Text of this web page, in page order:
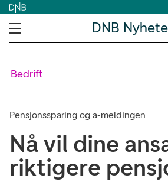
DNB
Bedrift
Pensjonssparing og a-meldingen
Nå vil dine
riktigere